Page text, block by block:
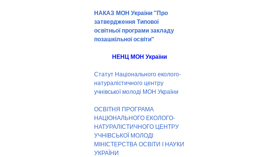
НАКАЗ МОН України "Про
затвердження Типової
освітньої програми закладу
позашкільної освіти"
НЕНЦ МОН України
Статут Національного еколого-
натуралістичного центру
учнівської молоді МОН України
ОСВІТНЯ ПРОГРАМА
НАЦІОНАЛЬНОГО ЕКОЛОГО-
НАТУРАЛІСТИЧНОГО ЦЕНТРУ
УЧНІВСЬКОЇ МОЛОДІ
МІНІСТЕРСТВА ОСВІТИ І НАУКИ
УКРАЇНИ